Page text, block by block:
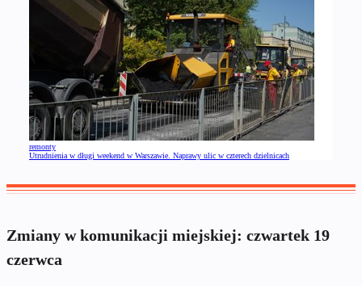
remonty
Utrudnienia w długi weekend w Warszawie. Naprawy ulic w czterech dzielnicach
Zmiany w komunikacji miejskiej: czwartek 19
czerwca